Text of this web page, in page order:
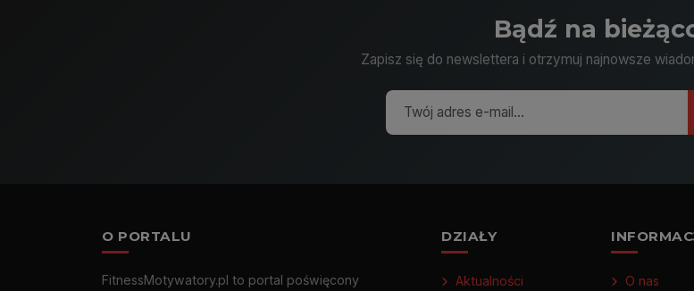
Bądź na
Zapisz się do newslettera i otrzymuj najnowsze
O PORTALU
FitnessMotywatory.pl to portal poświęcony
DZIAŁY
Aktualności
O nas